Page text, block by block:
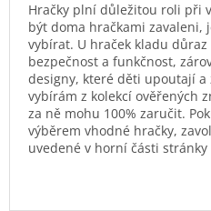
Hračky plní důležitou roli při
být doma hračkami zavaleni,
vybírat. U hraček kladu
bezpečnost a funkčnost,
designy, které děti upoutají a
vybírám z kolekcí ověřených
za ně mohu 100% zaručit.
výběrem vhodné hračky,
uvedené v horní části